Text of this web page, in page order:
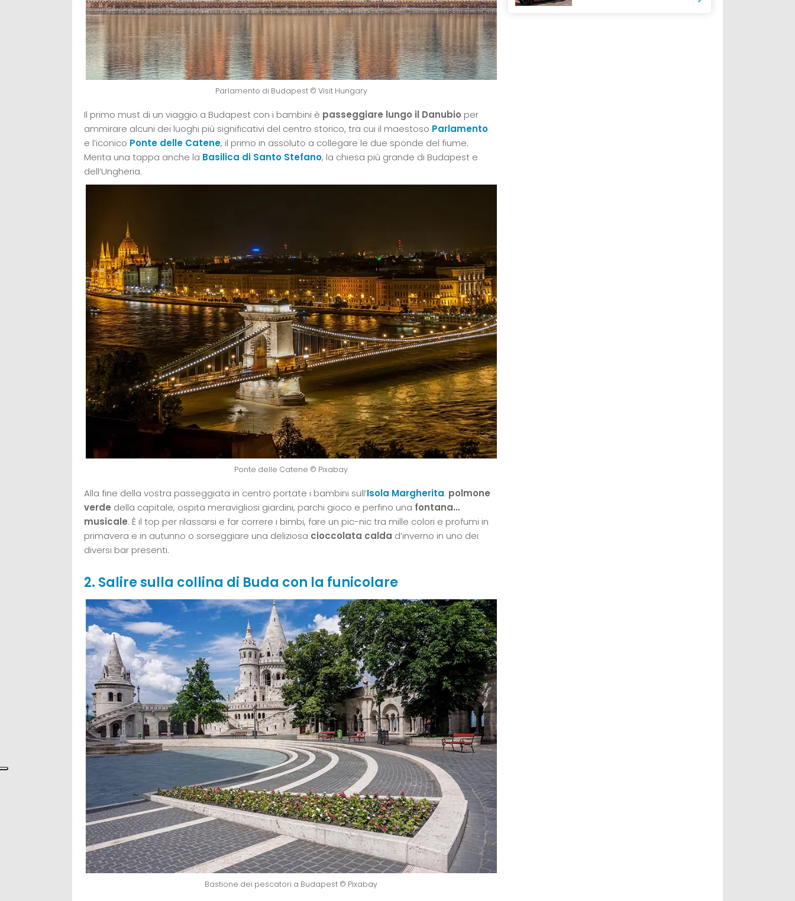
Parlamento di Budapest © Visit Hungary
Il primo must di un viaggio a Budapest con i bambini è passeggiare lungo il Danubio per
ammirare alcuni dei luoghi più significativi del centro storico, tra cui il maestoso Parlamento
e l’iconico Ponte delle Catene, il primo in assoluto a collegare le due sponde del fiume.
Merita una tappa anche la Basilica di Santo Stefano, la chiesa più grande di Budapest e
dell’Ungheria.
Ponte delle Catene © Pixabay
Alla fine della vostra passeggiata in centro portate i bambini sull’Isola Margherita: polmone
verde della capitale, ospita meravigliosi giardini, parchi gioco e perfino una fontana…
musicale. È il top per rilassarsi e far correre i bimbi, fare un pic-nic tra mille colori e profumi in
primavera e in autunno o sorseggiare una deliziosa cioccolata calda d’inverno in uno dei
diversi bar presenti.
2. Salire sulla collina di Buda con la funicolare
Bastione dei pescatori a Budapest © Pixabay